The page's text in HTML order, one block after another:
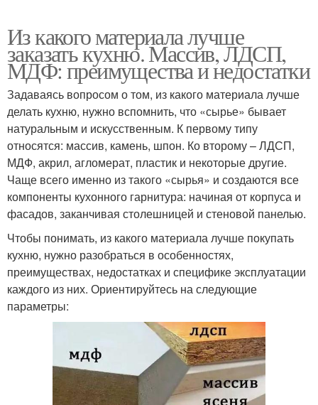
Из какого материала лучше
заказать кухню. Массив, ЛДСП,
МДФ: преимущества и недостатки
Задаваясь вопросом о том, из какого материала лучше
делать кухню, нужно вспомнить, что «сырье» бывает
натуральным и искусственным. К первому типу
относятся: массив, камень, шпон. Ко второму – ЛДСП,
МДФ, акрил, агломерат, пластик и некоторые другие.
Чаще всего именно из такого «сырья» и создаются все
компоненты кухонного гарнитура: начиная от корпуса и
фасадов, заканчивая столешницей и стеновой панелью.
Чтобы понимать, из какого материала лучше покупать
кухню, нужно разобраться в особенностях,
преимуществах, недостатках и специфике эксплуатации
каждого из них. Ориентируйтесь на следующие
параметры: